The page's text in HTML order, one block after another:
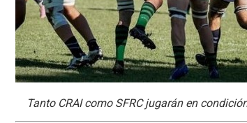
Tanto CRAI como SFRC jugarán en